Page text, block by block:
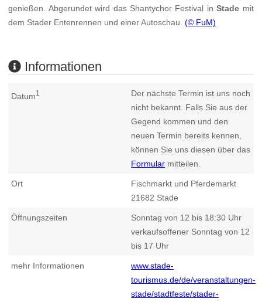
genießen. Abgerundet wird das Shantychor Festival inStade mit
dem Stader Entenrennen und einer Autoschau.(© FuM)
Informationen
Datum1
Der nächste Termin ist uns noch
nicht bekannt. Falls Sie aus der
Gegend kommen und den
neuen Termin bereits kennen,
können Sie uns diesen über das
Formular mitteilen.
Ort
Fischmarkt und Pferdemarkt
21682 Stade
Öffnungszeiten
Sonntag von 12 bis 18:30 Uhr
verkaufsoffener Sonntag von 12
bis 17 Uhr
mehr Informationen
www.stade-
tourismus.de/de/veranstaltungen-
stade/stadtfeste/stader-